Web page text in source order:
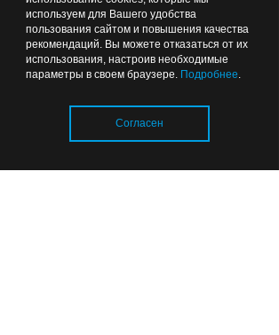
используем для Вашего удобства
пользования сайтом и повышения качества
рекомендаций. Вы можете отказаться от их
использования, настроив необходимые
параметры в своем браузере. Подробнее.
Согласен